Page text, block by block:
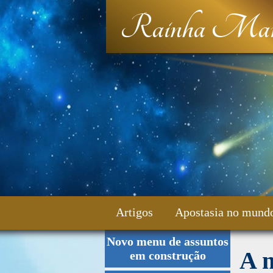
Rainha
Artigos Apostasia no
Fale Conosco
Novo menu de assuntos
em construção
A